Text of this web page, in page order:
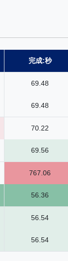
完成:秒
69.48
69.48
70.22
69.56
767.06
56.36
56.54
56.54